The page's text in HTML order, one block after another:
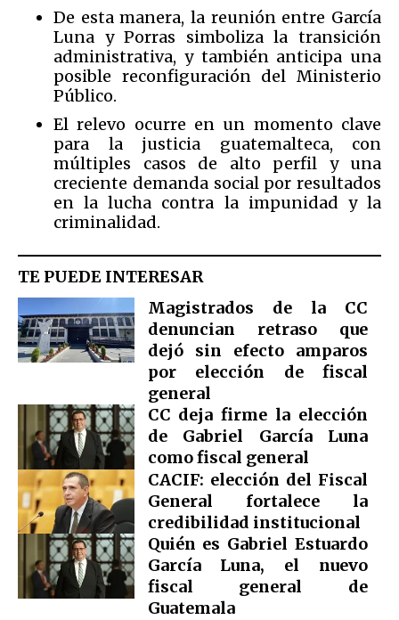
De esta manera, la reunión entre García
Luna y Porras simboliza la transición
administrativa, y también anticipa una
posible reconfiguración del Ministerio
Público.
El relevo ocurre en un momento clave
para la justicia guatemalteca, con
múltiples casos de alto perfil y una
creciente demanda social por resultados
en la lucha contra la impunidad y la
criminalidad.
TE PUEDE INTERESAR
Magistrados de la CC
denuncian retraso que
dejó sin efecto amparos
por elección de fiscal
general
CC deja firme la elección
de Gabriel García Luna
como fiscal general
CACIF: elección del Fiscal
General fortalece la
credibilidad institucional
Quién es Gabriel Estuardo
García Luna, el nuevo
fiscal general de
Guatemala